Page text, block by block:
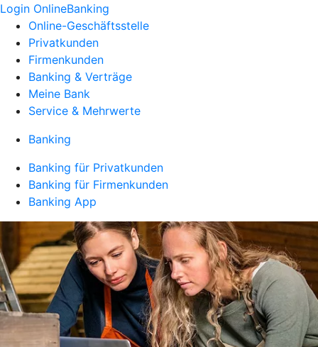
Login OnlineBanking
Online-Geschäftsstelle
Privatkunden
Firmenkunden
Banking & Verträge
Meine Bank
Service & Mehrwerte
Banking
Banking für Privatkunden
Banking für Firmenkunden
Banking App